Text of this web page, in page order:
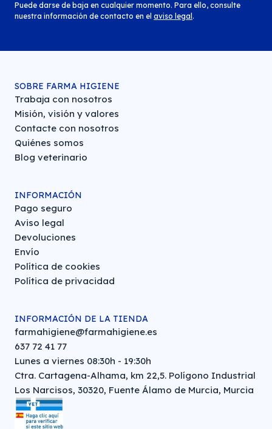
Puede darse de baja en cualquier momento. Para ello, consulte
nuestra información de contacto en el aviso legal .
SOBRE FARMA HIGIENE
Trabaja con nosotros
Misión, visión y valores
Contacte con nosotros
Quiénes somos
Blog veterinario
INFORMACIÓN
Pago seguro
Aviso legal
Devoluciones
Envío
Política de cookies
Política de privacidad
INFORMACIÓN DE LA TIENDA
farmahigiene@farmahigiene.es
637 72 41 77
Lunes a viernes 08:30h - 19:30h
Ctra. Cartagena-Alhama, km 22,5. Polígono Industrial
Los Narcisos, 30320, Fuente Álamo de Murcia, Murcia